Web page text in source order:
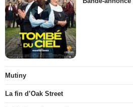
Mutiny
La fin d’Oak Street